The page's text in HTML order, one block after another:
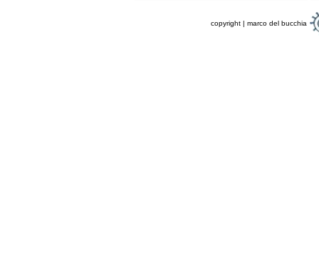
copyright | marco del bucchia